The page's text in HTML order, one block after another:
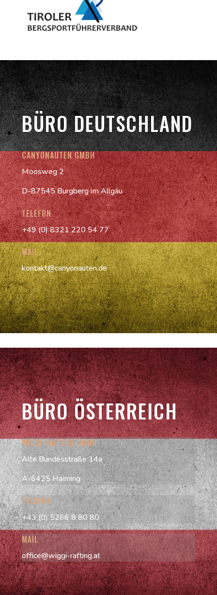
BÜRO DEUTSCHLAND
CANYONAUTEN GMBH
Moosweg 2
D-87545 Burgberg im Allgäu
TELEFON
+49 (0) 8321 220 54 77
MAIL
kontakt@canyonauten.de
BÜRO ÖSTERREICH
WIGGI RAFTING GMBH
Alte Bundesstraße 14a
A-6425 Haiming
TELEFON
+43 (0) 5266 8 80 80
MAIL
office@wiggi-rafting.at